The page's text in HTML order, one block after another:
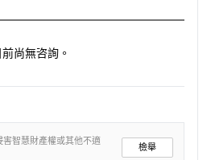
前尚無咨詢。
智慧財產權或其他不適
檢舉